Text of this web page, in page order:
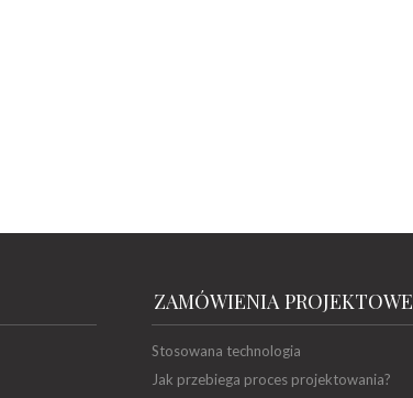
ZAMÓWIENIA PROJEKTOWE
Stosowana technologia
Jak przebiega proces projektowania?